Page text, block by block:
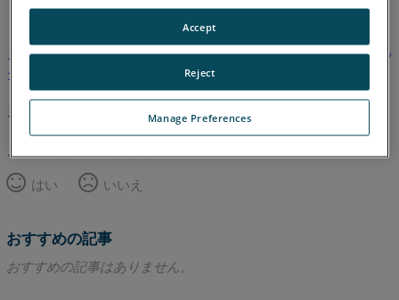
この記事は翻訳されていません。英語版を見るにはここをクリッ
クしてください。
このページのトップへ
この記事は役に立ちましたか？
はい
いいえ
おすすめの記事
おすすめの記事はありません。
Manage Preferences
Reject
Accept